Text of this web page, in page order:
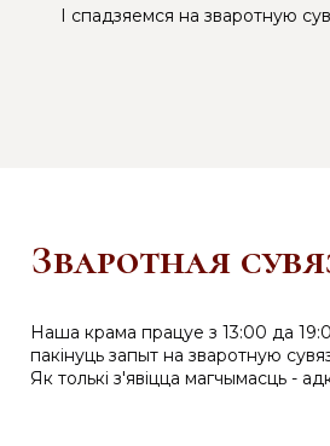
І спадзяемся на зваротную
Зваротная
Наша крама працуе з 13:00 да
пакінуць запыт на зваротную
Як толькі з'явіцца магчымасць -